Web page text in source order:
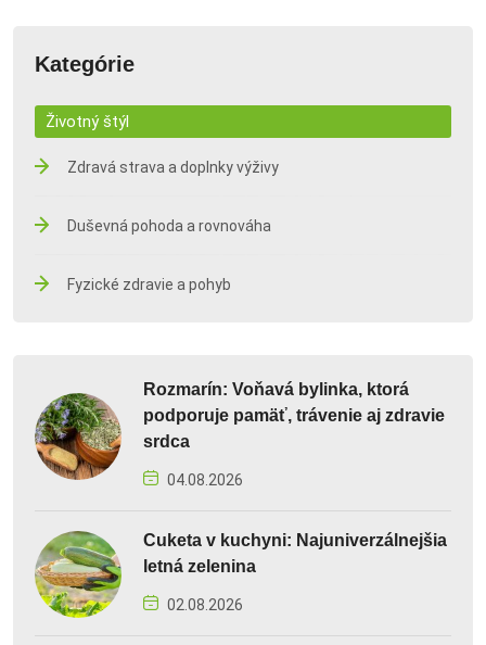
Kategórie
Životný štýl
Zdravá strava a doplnky výživy
Duševná pohoda a rovnováha
Fyzické zdravie a pohyb
Rozmarín: Voňavá bylinka, ktorá
podporuje pamäť, trávenie aj zdravie
srdca
04.08.2026
Cuketa v kuchyni: Najuniverzálnejšia
letná zelenina
02.08.2026